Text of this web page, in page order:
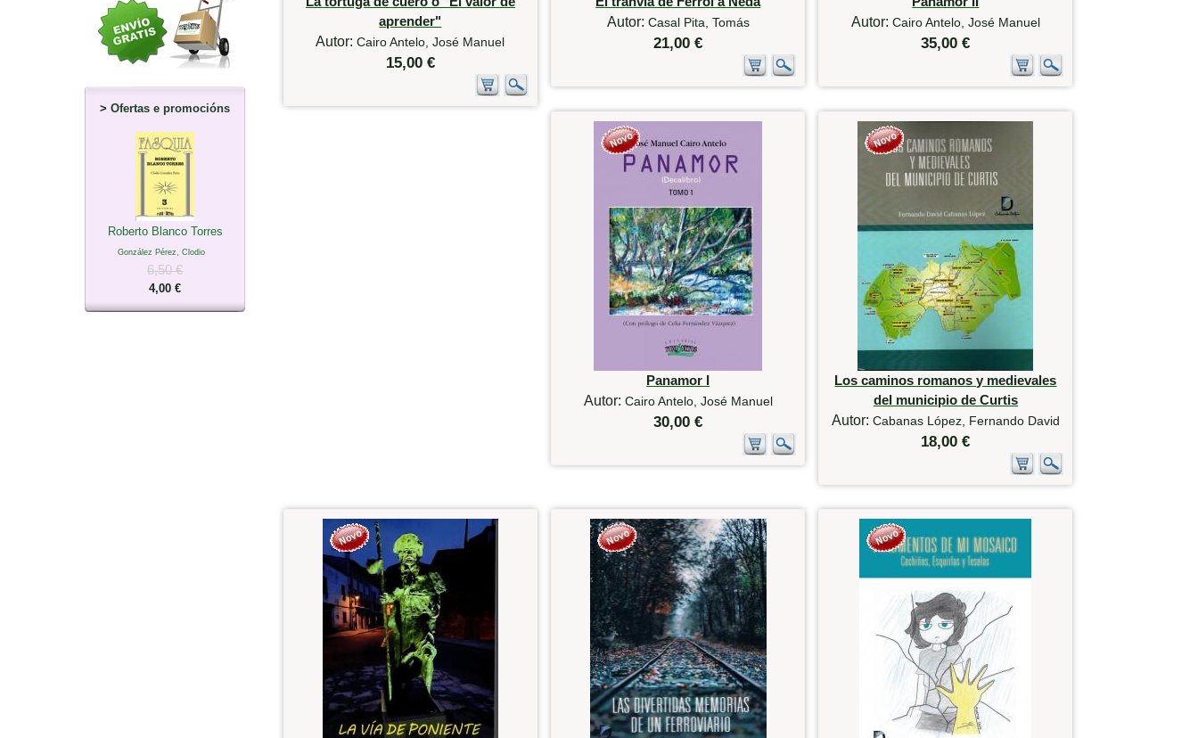
> Ofertas e promocións
Roberto Blanco Torres
González Pérez, Clodio
6,50 €
4,00 €
aprender"
Autor:Cairo Antelo, José Manuel
15,00 €
Autor: Casal Pita, Tomás
21,00 €
Autor: Cairo Antelo, José Manuel
35,00 €
Panamor I
Autor: Cairo Antelo, José Manuel
30,00 €
Los caminos romanos y medievales
del municipio de Curtis
Autor: Cabanas López, Fernando David
18,00 €